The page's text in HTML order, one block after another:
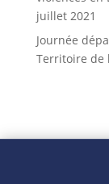
juillet 2021
Journée
Territoire de